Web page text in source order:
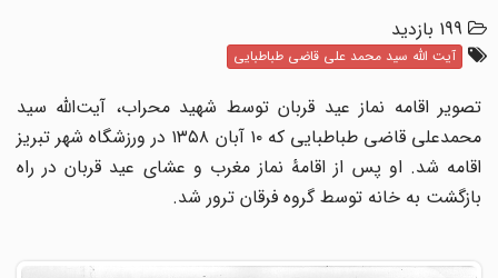
199 بازدید
آیت الله سید محمد علی قاضی طباطبایی
تصویر اقامه نماز عید قربان توسط شهید محراب، آیت‌الله سید
محمدعلی قاضی طباطبایی که ۱۰ آبان ۱۳۵۸ در ورزشگاه شهر تبریز
اقامه شد. او پس از اقامهٔ نماز مغرب و عشای عید قربان در راه
بازگشت به خانه توسط گروه فرقان ترور شد.